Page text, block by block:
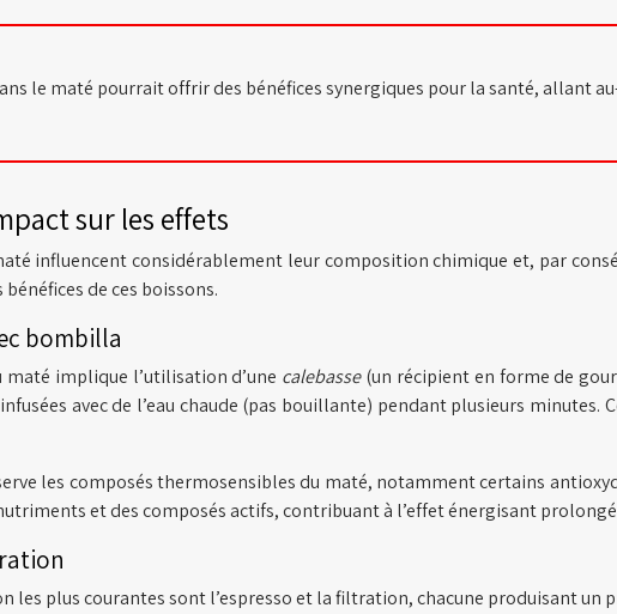
le maté pourrait offrir des bénéfices synergiques pour la santé, allant
sur les effets
influencent considérablement leur composition chimique et, par
de ces boissons.
bombilla
implique l’utilisation d’une calebasse(un récipient en forme de
avec de l’eau chaude (pas bouillante) pendant plusieurs
les composés thermosensibles du maté, notamment certains
et des composés actifs, contribuant à l’effet énergisant
les plus courantes sont l’espresso et la filtration, chacune produisant un